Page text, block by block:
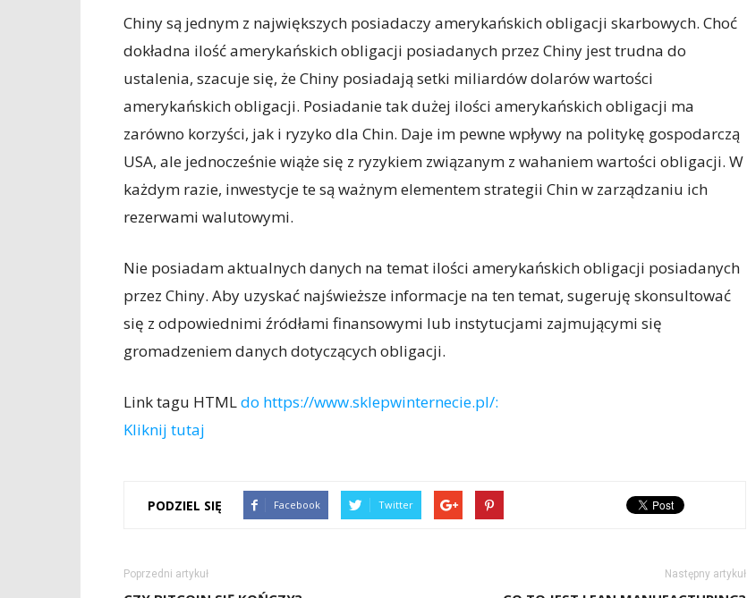
Chiny są jednym z największych posiadaczy amerykańskich obligacji skarbowych. Choć
dokładna ilość amerykańskich obligacji posiadanych przez Chiny jest trudna do
ustalenia, szacuje się, że Chiny posiadają setki miliardów dolarów wartości
amerykańskich obligacji. Posiadanie tak dużej ilości amerykańskich obligacji ma
zarówno korzyści, jak i ryzyko dla Chin. Daje im pewne wpływy na politykę gospodarczą
USA, ale jednocześnie wiąże się z ryzykiem związanym z wahaniem wartości obligacji. W
każdym razie, inwestycje te są ważnym elementem strategii Chin w zarządzaniu ich
rezerwami walutowymi.
Nie posiadam aktualnych danych na temat ilości amerykańskich obligacji posiadanych
przez Chiny. Aby uzyskać najświeższe informacje na ten temat, sugeruję skonsultować
się z odpowiednimi źródłami finansowymi lub instytucjami zajmującymi się
gromadzeniem danych dotyczących obligacji.
Link tagu HTMLdo https://www.sklepwinternecie.pl/:
Kliknij tutaj
PODZIEL SIĘ Facebook Twitter
Poprzedni artykuł Następny artykuł